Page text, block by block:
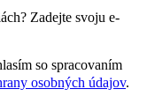
Zadejte svoju e-
so spracovaním
osobných údajov.